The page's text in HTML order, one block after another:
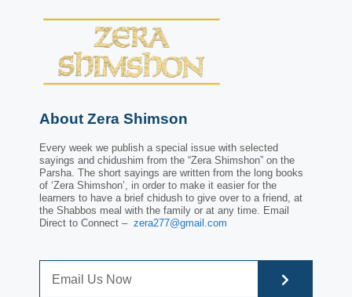
About Zera Shimson
Every week we publish a special issue with selected
sayings and chidushim from the “Zera Shimshon” on the
Parsha. The short sayings are written from the long books
of ‘Zera Shimshon’, in order to make it easier for the
learners to have a brief chidush to give over to a friend, at
the Shabbos meal with the family or at any time. Email
Direct to Connect – zera277@gmail.com